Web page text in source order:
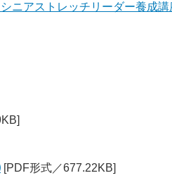
ニアストレッチリーダー養成講
[PDF形式／677.22KB]